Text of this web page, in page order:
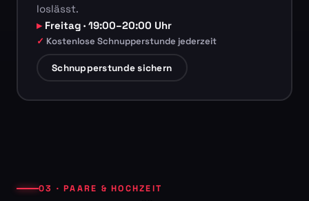
loslässt.
Freitag · 19:00–20:00 Uhr
Kostenlose Schnupperstunde jederzeit
Schnupperstunde sichern
03 · PAARE & HOCHZEIT